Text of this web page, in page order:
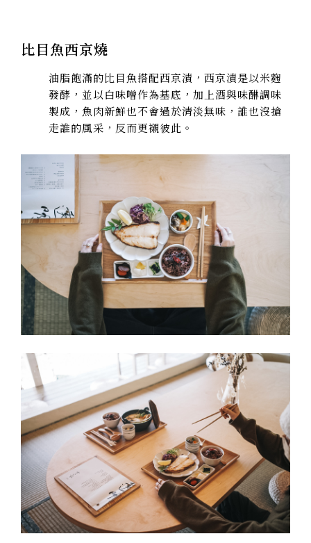
比目魚西京燒
油脂飽滿的比目魚搭配西京漬，西京漬是以米麴
發酵，並以白味噌作為基底，加上酒與味醂調味
製成，魚肉新鮮也不會過於清淡無味，誰也沒搶
走誰的風采，反而更襯彼此。